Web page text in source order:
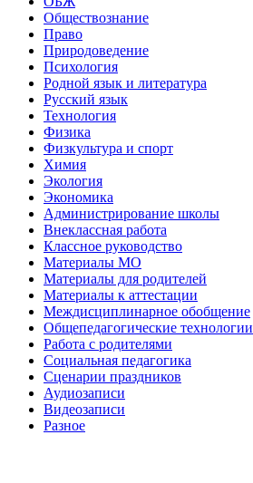
Обществознание
Право
Природоведение
Психология
Родной язык и литература
Русский язык
Технология
Физика
Физкультура и спорт
Химия
Экология
Экономика
Администрирование школы
Внеклассная работа
Классное руководство
Материалы МО
Материалы для родителей
Материалы к аттестации
Междисциплинарное обобщение
Общепедагогические технологии
Работа с родителями
Социальная педагогика
Сценарии праздников
Аудиозаписи
Видеозаписи
Разное